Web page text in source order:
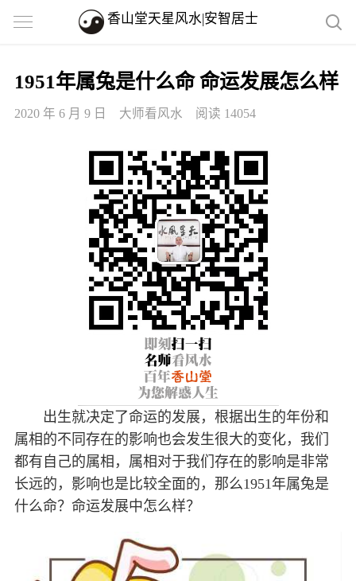
香山堂天星风水|安智居士
1951年属兔是什么命 命运发展怎么样
2020 年 6 月 9 日 大师看风水 阅读 14054
出生就决定了命运的发展，根据出生的年份和
属相的不同存在的影响也会发生很大的变化，我们
都有自己的属相，属相对于我们存在的影响是非常
长远的，影响也是比较全面的，那么1951年属兔是
什么命？命运发展中怎么样？